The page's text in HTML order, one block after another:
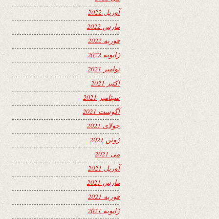
آوریل 2022
مارس 2022
فوریه 2022
ژانویه 2022
نوامبر 2021
اکتبر 2021
سپتامبر 2021
آگوست 2021
جولای 2021
ژوئن 2021
می 2021
آوریل 2021
مارس 2021
فوریه 2021
ژانویه 2021